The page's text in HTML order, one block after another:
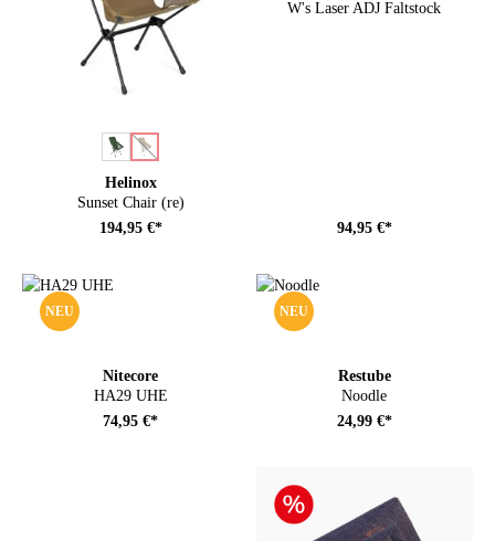
Helinox
Sunset Chair (re)
Farbeauswählen
(Diese Option ist zurzeit nicht verfügbar.)
194,95 €*
W's Laser ADJ Faltstock
94,95 €*
NEU
Nitecore
HA29 UHE
74,95 €*
NEU
Restube
Noodle
24,99 €*